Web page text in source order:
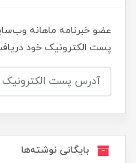
عضو خبرنامه ماهانه
پست الکترونیک خود
بایگانی نوشته‌ها